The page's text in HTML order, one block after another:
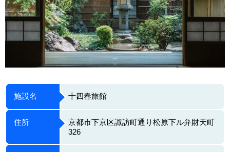
施設名 十四春旅館
住所
京都市下京区諏訪町通り松原下ル弁財天町
326